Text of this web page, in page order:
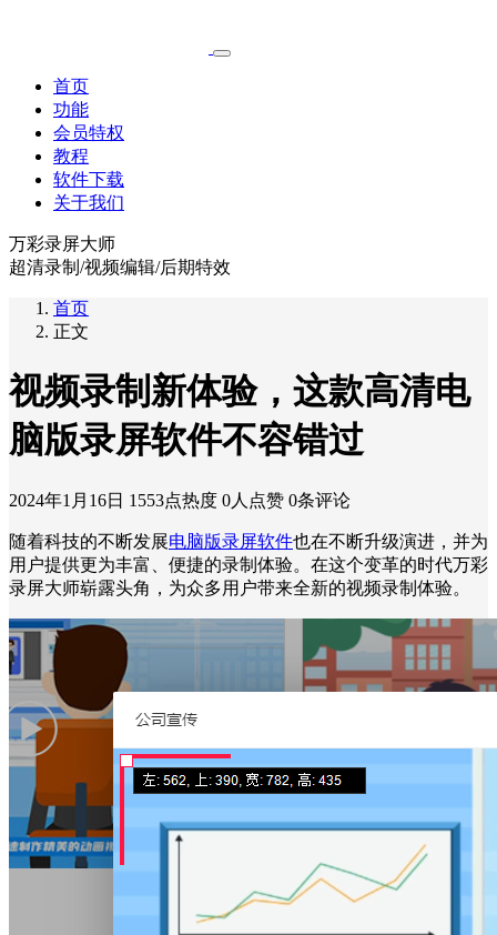
首页
功能
会员特权
教程
软件下载
关于我们
万彩录屏大师
超清录制/视频编辑/后期特效
首页
正文
视频录制新体验，这款高清电
脑版录屏软件不容错过
2024年1月16日 1553点热度 0人点赞 0条评论
随着科技的不断发展电脑版录屏软件也在不断升级演进，并为
用户提供更为丰富、便捷的录制体验。在这个变革的时代万彩
录屏大师崭露头角，为众多用户带来全新的视频录制体验。